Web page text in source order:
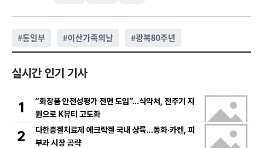
#통일부 #이산가족의날 #광복80주년
실시간 인기 기사
1
“화장품 안전성평가 전면 도입”…식약처, 전주기 지
원으로 K뷰티 고도화
2
다한증겔치료제 에크락겔 국내 상륙…동화·카켄, 피
부과 시장 공략